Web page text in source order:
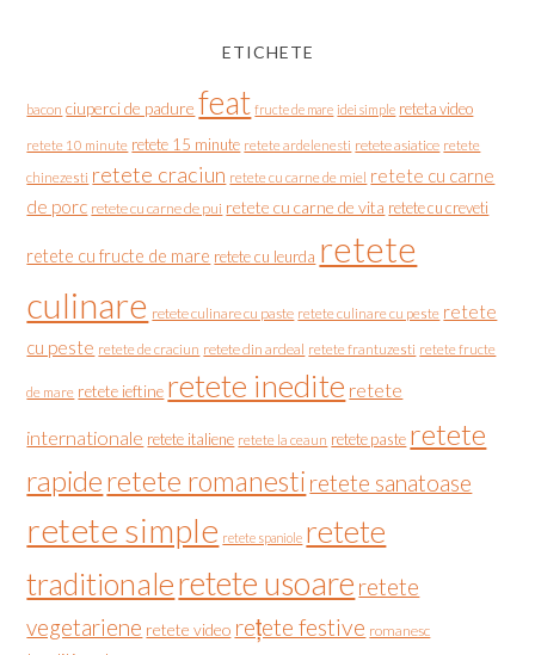
ETICHETE
bacon ciuperci de padure feat fructe de mare idei simple reteta video
retete 10 minute retete 15 minute retete ardelenesti retete asiatice retete
chinezesti retete craciun retete cu carne de miel retete cu carne
de porc retete cu carne de pui retete cu carne de vita retete cu creveti
retete cu fructe de mare retete cu leurda retete
culinare retete culinare cu paste retete culinare cu peste retete
cu peste retete de craciun retete din ardeal retete frantuzesti retete fructe
de mare retete ieftine retete inedite retete
internationale retete italiene retete la ceaun retete paste retete
rapideretete romanesti retete sanatoase
retete simple retete spaniole retete
traditionaleretete usoare retete
vegetariene retete video rețete festive romanesc